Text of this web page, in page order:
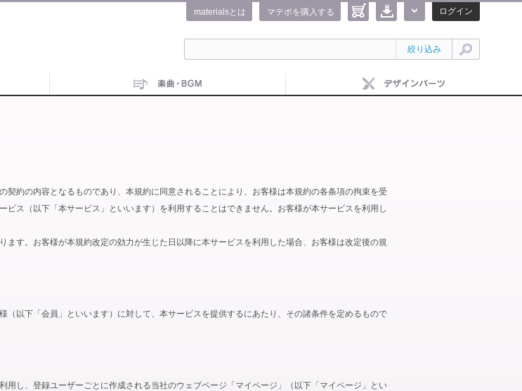
ログイン
マテポを購入する
materialsとは
絞り込み
約の内容となるものであり、本規約に同意されることにより、お客様は本規約の各条項の拘束を受
ス（以下「本サービス」といいます）を利用することはできません。お客様が本サービスを利用し
す。お客様が本規約改定の効力が生じた日以降に本サービスを利用した場合、お客様は改定後の規
以下「会員」といいます）に対して、本サービスを提供するにあたり、その諸条件を定めるもので
し、登録ユーザーごとに作成される当社のウェブページ「マイページ」（以下「マイページ」とい